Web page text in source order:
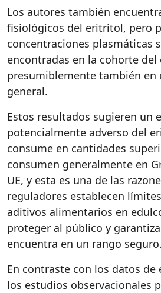
Los autores también
fisiológicos del eritritol, pero
concentraciones plasmáticas
encontradas en la cohorte del
presumiblemente también en
general.
Estos resultados sugieren un
potencialmente adverso del
consume en cantidades
consumen generalmente en
UE, y esta es una de las
reguladores establecen
aditivos alimentarios en
proteger al público y
encuentra en un rango seguro.
En contraste con los datos de
los estudios observacionales